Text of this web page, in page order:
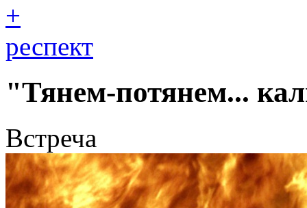
+
респект
"Тянем-потянем...
Встреча